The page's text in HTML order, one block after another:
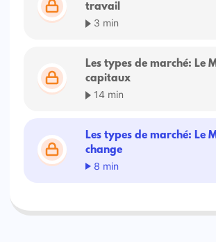
travail
3 min
Les types de marché: Le
capitaux
14 min
Les types de marché: Le
change
8 min